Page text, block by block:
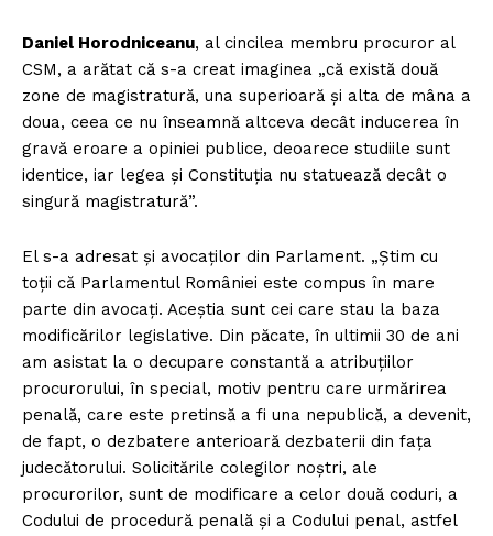
Daniel Horodniceanu, al cincilea membru procuror al
CSM, a arătat că s-a creat imaginea „că există două
zone de magistratură, una superioară și alta de mâna a
doua, ceea ce nu înseamnă altceva decât inducerea în
gravă eroare a opiniei publice, deoarece studiile sunt
identice, iar legea și Constituția nu statuează decât o
singură magistratură”.
El s-a adresat și avocaților din Parlament. „Știm cu
toții că Parlamentul României este compus în mare
parte din avocați. Aceștia sunt cei care stau la baza
modificărilor legislative. Din păcate, în ultimii 30 de ani
am asistat la o decupare constantă a atribuțiilor
procurorului, în special, motiv pentru care urmărirea
penală, care este pretinsă a fi una nepublică, a devenit,
de fapt, o dezbatere anterioară dezbaterii din fața
judecătorului. Solicitările colegilor noștri, ale
procurorilor, sunt de modificare a celor două coduri, a
Codului de procedură penală și a Codului penal, astfel